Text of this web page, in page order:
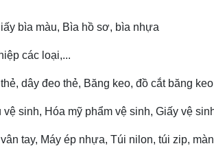
bìa màu, Bìa hồ sơ, bìa nhựa
các loại,...
dây đeo thẻ, Băng keo, đồ cắt băng
vệ sinh, Hóa mỹ phẩm vệ sinh, Giấy vệ
tay, Máy ép nhựa, Túi nilon, túi zip,